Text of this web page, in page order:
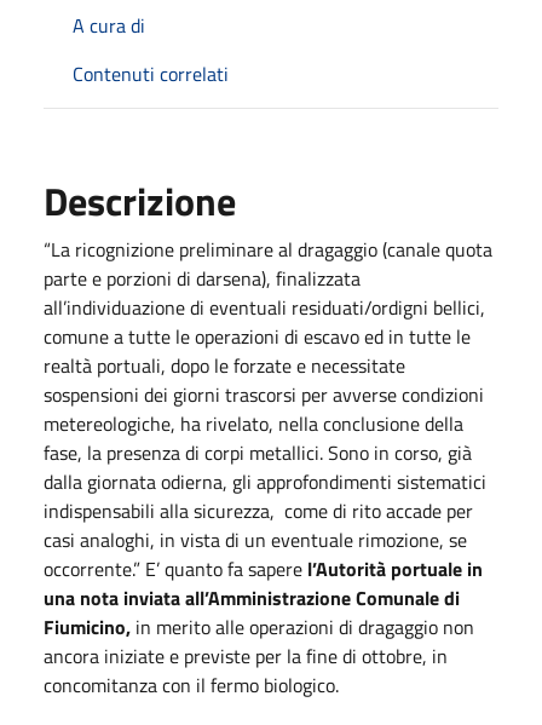
A cura di
Contenuti correlati
Descrizione
“La ricognizione preliminare al dragaggio (canale quota
parte e porzioni di darsena), finalizzata
all’individuazione di eventuali residuati/ordigni bellici,
comune a tutte le operazioni di escavo ed in tutte le
realtà portuali, dopo le forzate e necessitate
sospensioni dei giorni trascorsi per avverse condizioni
metereologiche, ha rivelato, nella conclusione della
fase, la presenza di corpi metallici. Sono in corso, già
dalla giornata odierna, gli approfondimenti sistematici
indispensabili alla sicurezza, come di rito accade per
casi analoghi, in vista di un eventuale rimozione, se
occorrente.” E’ quanto fa sapere l’Autorità portuale in
una nota inviata all’Amministrazione Comunale di
Fiumicino, in merito alle operazioni di dragaggio non
ancora iniziate e previste per la fine di ottobre, in
concomitanza con il fermo biologico.